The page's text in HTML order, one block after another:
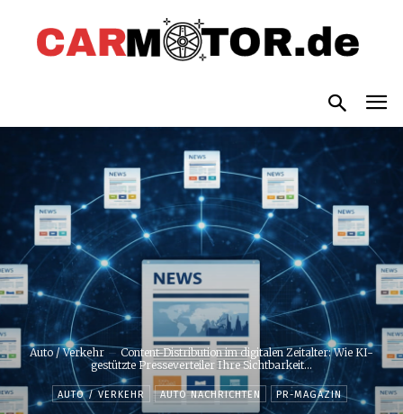
Auto / Verkehr
Content-Distribution im digitalen Zeitalter: Wie KI-
gestützte Presseverteiler Ihre Sichtbarkeit...
AUTO / VERKEHR AUTO NACHRICHTEN PR-MAGAZIN